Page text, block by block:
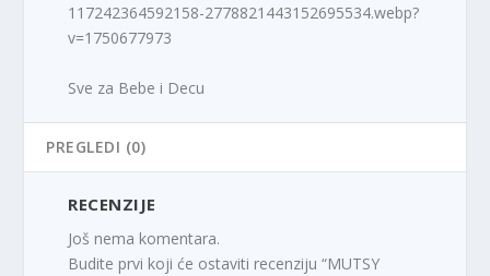
117242364592158-2778821443152695534.webp?
v=1750677973
Sve za Bebe i Decu
PREGLEDI (0)
RECENZIJE
Još nema komentara.
Budite prvi koji će ostaviti recenziju “MUTSY